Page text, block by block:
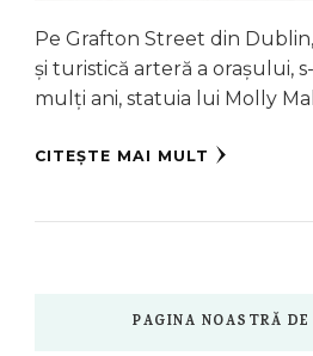
Pe Grafton Street din
și turistică arteră a orașului,
mulți ani, statuia lui Molly
CITEȘTE MAI MULT
PAGINA NOASTRĂ DE